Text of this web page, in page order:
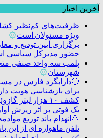
آخرین اخبار
ظرفیت‌های کم‌نظیر
ویژه مسئولان است۞
برگزاری آیین تودیع و
حضور مدیرکل سیاسی
پلمب سه واحد صنفی
شهرستان۞
برای بازشناسی هویت
کشف ۱۰ هزار لیتر گازوئیل قاچاق در داراب
یک فوتی بر اثر ریزش
🔺انهدام باند توزیع
تلفن ماهواره ای از این